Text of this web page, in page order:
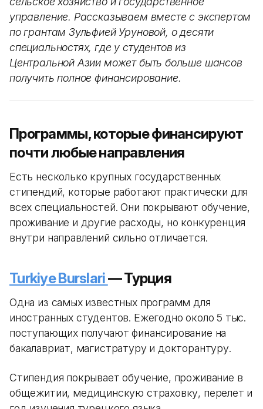
управление. Рассказываем вместе с экспертом
по грантам Зульфией Уруновой, о десяти
специальностях, где у студентов из
Центральной Азии может быть больше шансов
получить полное финансирование.
Программы, которые финансируют
почти любые направления
Есть несколько крупных государственных
стипендий, которые работают практически для
всех специальностей. Они покрывают обучение,
проживание и другие расходы, но конкуренция
внутри направлений сильно отличается.
Turkiye Burslari— Турция
Одна из самых известных программ для
иностранных студентов. Ежегодно около 5 тыс.
поступающих получают финансирование на
бакалавриат, магистратуру и докторантуру.
Стипендия покрывает обучение, проживание в
общежитии, медицинскую страховку, перелет и